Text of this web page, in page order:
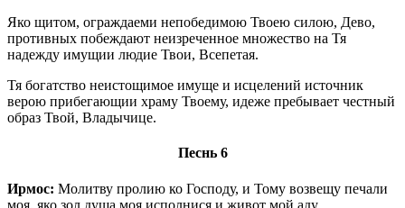
Яко щитом, ограждаеми непобедимою Твоею силою, Дево,
противных побеждают неизреченное множество на Тя
надежду имущии людие Твои, Всепетая.
Тя богатство неистощимое имуще и исцелений источник
верою прибегающии храму Твоему, идеже пребывает честный
образ Твой, Владычице.
Песнь 6
Ирмос: Молитву пролию ко Господу, и Тому возвещу печали
моя, яко зол душа моя исполнися и живот мой аду